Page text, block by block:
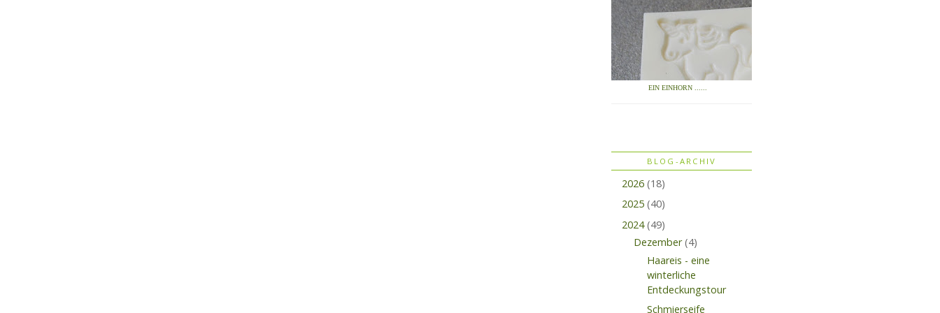
EIN EINHORN ......
BLOG-ARCHIV
2026 (18)
2025 (40)
2024 (49)
Dezember (4)
Haareis - eine
winterliche
Entdeckungstour
Schmierseife